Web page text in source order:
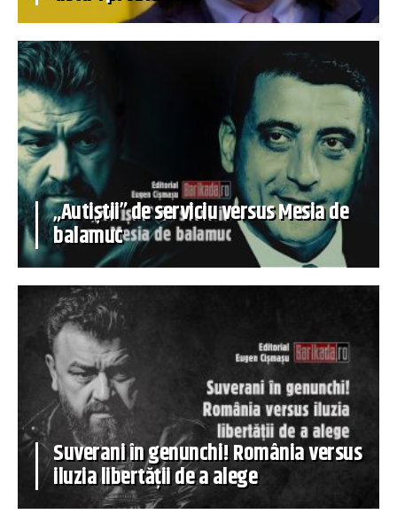
„Autiștii” de serviciu versus Mesia de
balamuc
Suverani în genunchi! România versus
iluzia libertății de a alege